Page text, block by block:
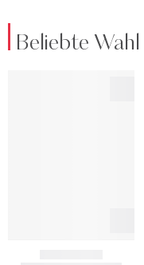
Beliebte Wahl